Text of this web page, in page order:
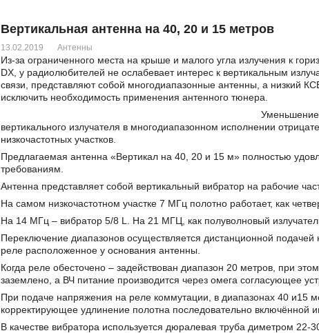
Вертикальная антенна на 40, 20 и 15 метров
13.02.2019 Антенны
Из-за ограниченного места на крыше и малого угла излучения к
DX, у радиолюбителей не ослабевает интерес к вертикальным
связи, представляют собой многодиапазонные антенны, а низкий
исключить необходимость применения антенного тюнера.
вертикального излучателя в многодиапазонном исполнении
низкочастотных участков.
Предлагаемая антенна «Вертикал на 40, 20 и 15 м» полностью
требованиям.
Антенна представляет собой вертикальный вибратор на рабочие
На самом низкочастотном участке 7 МГц полотно работает, как
На 14 МГц – вибратор 5/8 L. На 21 МГЦ, как полуволновый
Переключение диапазонов осуществляется дистанционной подачей
реле расположенное у основания антенны.
Когда реле обесточено – задействован диапазон 20 метров, при
заземлено, а ВЧ питание производится через омега согласующее
При подаче напряжения на реле коммутации, в диапазонах 40 и15
корректирующее удлинение полотна последовательно включённой
В качестве вибратора используется дюралевая труба диметром